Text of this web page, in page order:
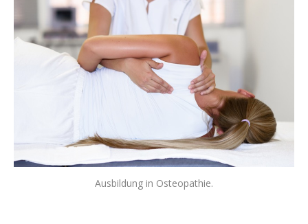
Ausbildung in Osteopathie.